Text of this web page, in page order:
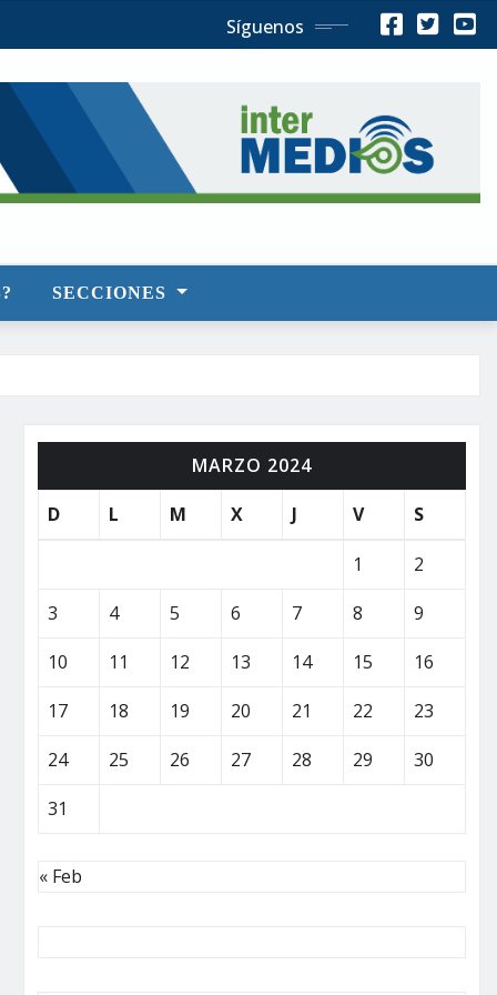
Síguenos
SECCIONES
MARZO 2024
D
L M X J V S
1
2
3
4 5 6 7 8
9
10
11 12 13 14 15
16
17
18 19 20 21 22
23
24
25 26 27 28 29
30
31
« Feb